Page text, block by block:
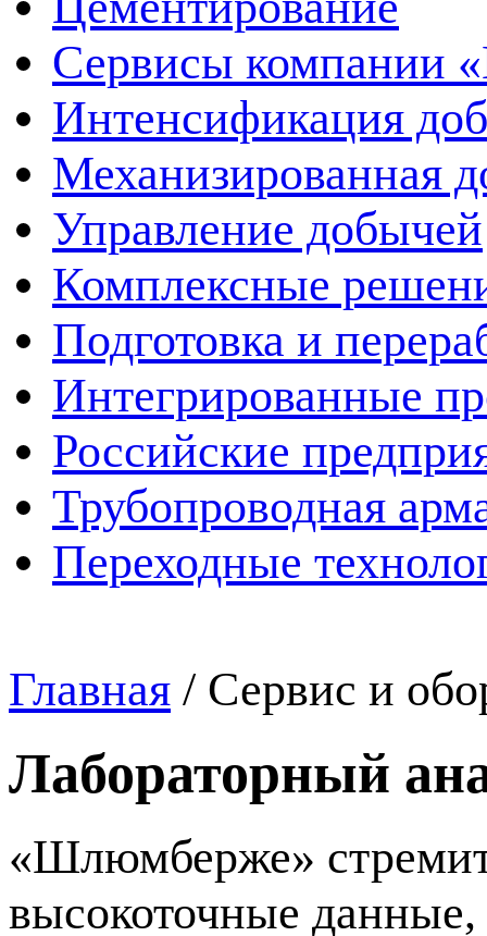
Сервисы компании
Интенсификация
Механизированная
Управление добычей
Комплексные
Подготовка и
Интегрированные
Российские
Трубопроводная
Переходные
Главная / Сервис и
Лабораторный
«Шлюмберже»
высокоточные данные,